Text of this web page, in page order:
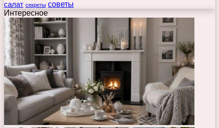
салат секреты советы
Интересное